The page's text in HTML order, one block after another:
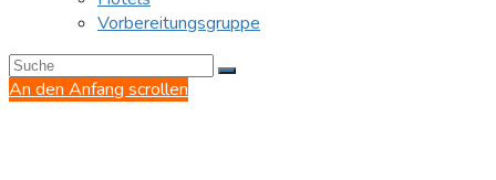
Vorbereitungsgruppe
An den Anfang scrollen